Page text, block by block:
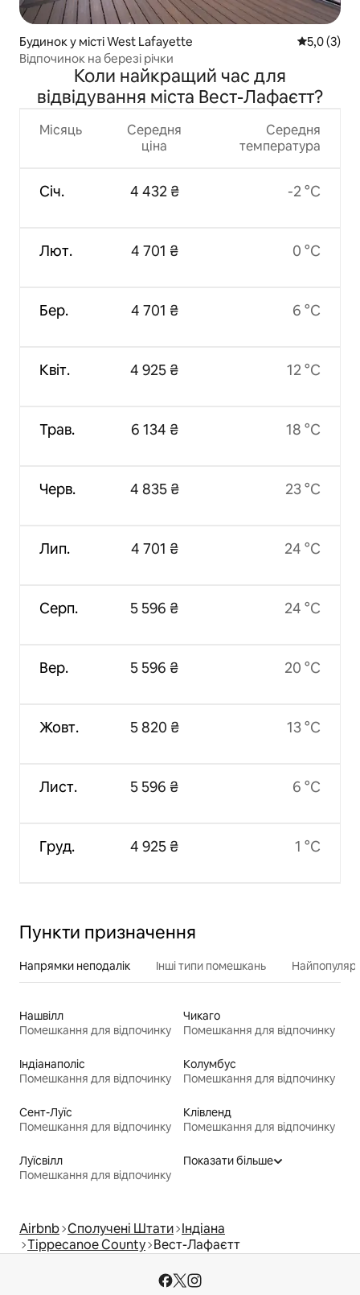
Будинок у місті West Lafayette Середня
5,0 (3)
Відпочинок на березі річки
Коли найкращий час для
відвідування міста Вест-Лафаєтт?
Місяць
Січ.
Лют.
Бер.
Квіт.
Трав.
Черв.
Лип.
Серп.
Вер.
Жовт.
Лист.
Груд.
Середня
ціна
4 432 ₴
4 701 ₴
4 701 ₴
4 925 ₴
6 134 ₴
4 835 ₴
4 701 ₴
5 596 ₴
5 596 ₴
5 820 ₴
5 596 ₴
4 925 ₴
Середня
температура
-2 °C
0 °C
6 °C
12 °C
18 °C
23 °C
24 °C
24 °C
20 °C
13 °C
6 °C
1 °C
Пункти призначення
Напрямки неподалік Інші типи помешкань
Нашвілл
Помешкання для відпочинку
Чикаго
Помешкання для відпочинку
Індіанаполіс
Помешкання для відпочинку
Колумбус
Помешкання для відпочинку
Сент-Луїс
Помешкання для відпочинку
Клівленд
Помешкання для відпочинку
Луїсвілл
Помешкання для відпочинку
Показати більше
Airbnb Сполучені Штати Індіана
Tippecanoe County Вест-Лафаєтт